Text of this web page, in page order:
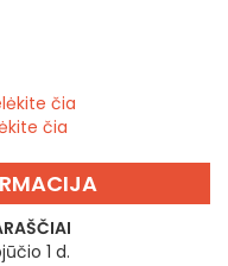
čia
čia
1 d.